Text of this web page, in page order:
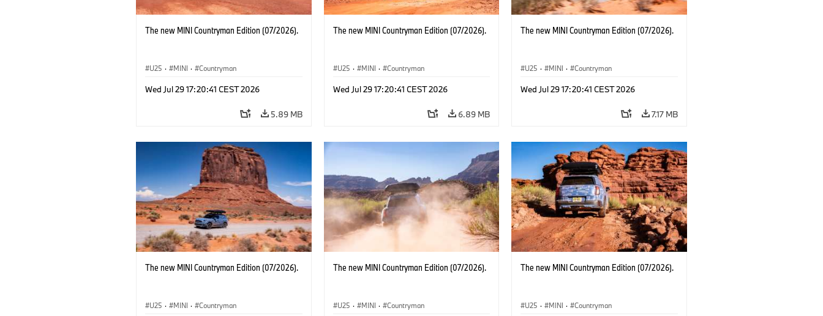
The new MINI Countryman Edition (07/2026).
U25 · MINI · Countryman
Wed Jul 29 17:20:41 CEST 2026
5.89 MB
The new MINI Countryman Edition (07/2026).
U25 · MINI · Countryman
Wed Jul 29 17:20:41 CEST 2026
6.89 MB
The new MINI Countryman Edition (07/2026).
U25 · MINI · Countryman
Wed Jul 29 17:20:41 CEST 2026
7.17 MB
The new MINI Countryman Edition (07/2026).
U25 · MINI · Countryman
The new MINI Countryman Edition (07/2026).
U25 · MINI · Countryman
The new MINI Countryman Edition (07/2026).
U25 · MINI · Countryman